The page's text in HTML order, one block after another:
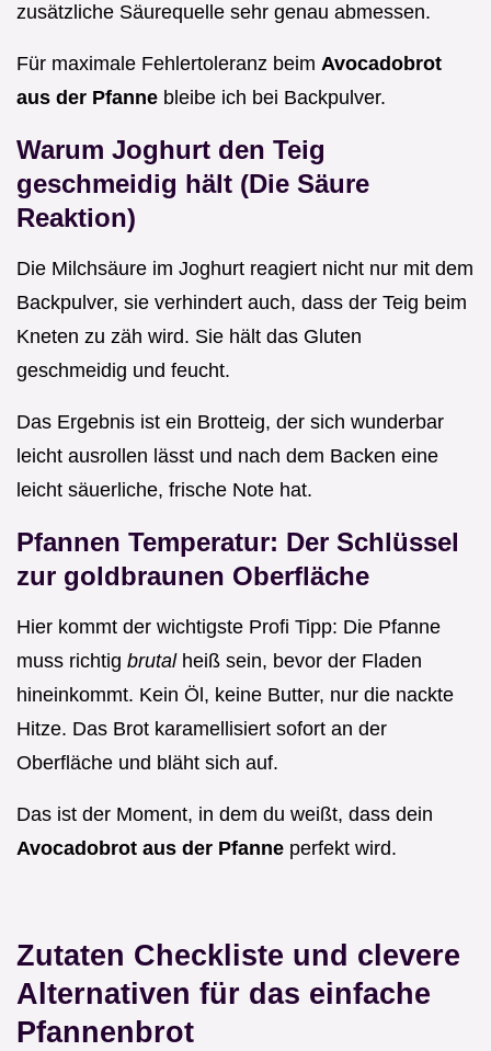
zusätzliche Säurequelle sehr genau abmessen.
Für maximale Fehlertoleranz beim Avocadobrot
aus der Pfanne bleibe ich bei Backpulver.
Warum Joghurt den Teig
geschmeidig hält (Die Säure
Reaktion)
Die Milchsäure im Joghurt reagiert nicht nur mit dem
Backpulver, sie verhindert auch, dass der Teig beim
Kneten zu zäh wird. Sie hält das Gluten
geschmeidig und feucht.
Das Ergebnis ist ein Brotteig, der sich wunderbar
leicht ausrollen lässt und nach dem Backen eine
leicht säuerliche, frische Note hat.
Pfannen Temperatur: Der Schlüssel
zur goldbraunen Oberfläche
Hier kommt der wichtigste Profi Tipp: Die Pfanne
muss richtig brutal heiß sein, bevor der Fladen
hineinkommt. Kein Öl, keine Butter, nur die nackte
Hitze. Das Brot karamellisiert sofort an der
Oberfläche und bläht sich auf.
Das ist der Moment, in dem du weißt, dass dein
Avocadobrot aus der Pfanne perfekt wird.
Zutaten Checkliste und clevere
Alternativen für das einfache
Pfannenbrot